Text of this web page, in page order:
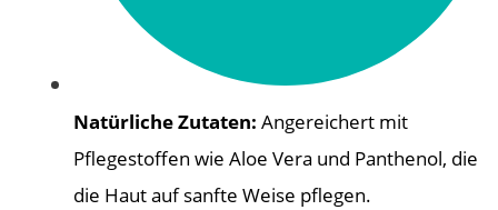
Natürliche Zutaten: Angereichert mit
Pflegestoffen wie Aloe Vera und Panthenol, die
die Haut auf sanfte Weise pflegen.